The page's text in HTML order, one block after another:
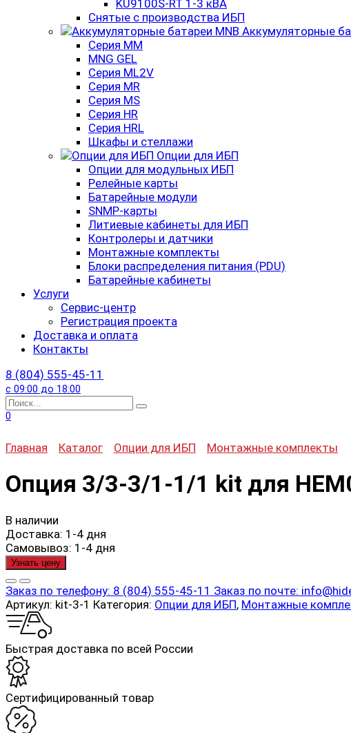
KU9100S-RT 1-3 кВА
Снятые с производства ИБП
Аккумуляторные
Серия MM
MNG GEL
Серия ML2V
Серия MR
Серия MS
Серия HR
Серия HRL
Шкафы и стеллажи
Опции для ИБП
Опции для модульных ИБП
Релейные карты
Батарейные модули
SNMP-карты
Литиевые кабинеты для ИБП
Контролеры и датчики
Монтажные комплекты
Блоки распределения питания (PDU)
Батарейные кабинеты
Услуги
Сервис-центр
Регистрация проекта
Доставка и оплата
Контакты
8 (804) 555-45-11
с 09:00 до 18:00
Search
for:
0
Главная Каталог Опции для ИБП Монтажные комплекты
Опция 3/3-3/1-1/1 kit для
В наличии
Доставка: 1-4 дня
Самовывоз: 1-4 дня
Узнать цену
Заказ по телефону: 8 (804) 555-45-11 Заказ по почте:
Артикул: kit-3-1 Категория: Опции для ИБП, Монтажные
Быстрая доставка по всей России
Cертифицированный товар